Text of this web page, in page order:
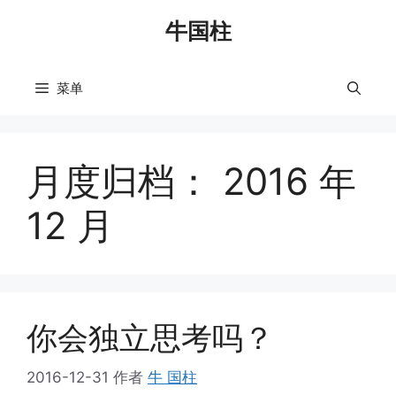
牛国柱
菜单
月度归档： 2016 年
12 月
你会独立思考吗？
2016-12-31 作者 牛 国柱